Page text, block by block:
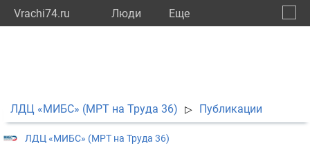
Vrachi74.ru Люди Eще
ЛДЦ «МИБС» (МРТ на Труда 36) ▷ Публикации
ЛДЦ «МИБС» (МРТ на Труда 36)